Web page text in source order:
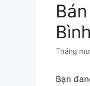
Tháng
Bạn